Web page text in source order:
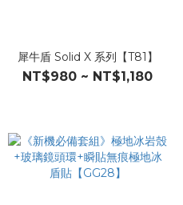
犀牛盾 Solid X 系列【T81】
NT$980 ~ NT$1,180